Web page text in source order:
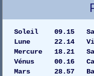
Soleil 09.15
Lune
Mercure
Vénus 00.16
Mars 28.57